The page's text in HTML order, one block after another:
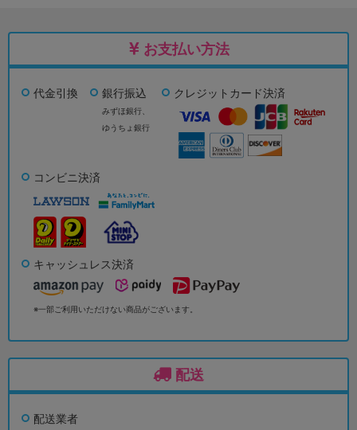
お支払い方法
代金引換 銀行振込
みずほ銀行、
ゆうちょ銀行
クレジットカード決済
コンビニ決済
キャッシュレス決済
※一部ご利用いただけない商品がございます。
配送
配送業者